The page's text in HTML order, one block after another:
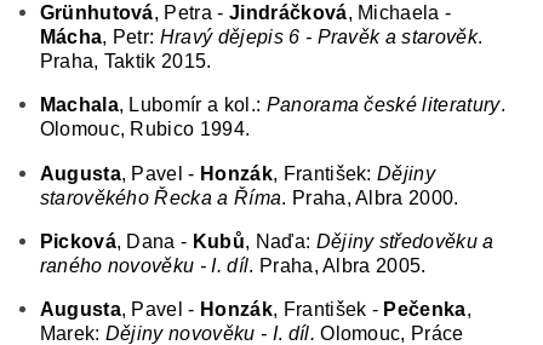
Grünhutová, Petra - Jindráčková, Michaela -
Mácha, Petr: Hravý dějepis 6 - Pravěk a starověk.
Praha, Taktik 2015.
Machala, Lubomír a kol.: Panorama české literatury.
Olomouc, Rubico 1994.
Augusta, Pavel - Honzák, František:Dějiny
starověkého Řecka a Říma. Praha, Albra 2000.
Picková, Dana - Kubů, Naďa: Dějiny středověku a
raného novověku - I. díl. Praha, Albra 2005.
Augusta, Pavel - Honzák, František - Pečenka,
Marek: Dějiny novověku - I. díl.Olomouc, Práce